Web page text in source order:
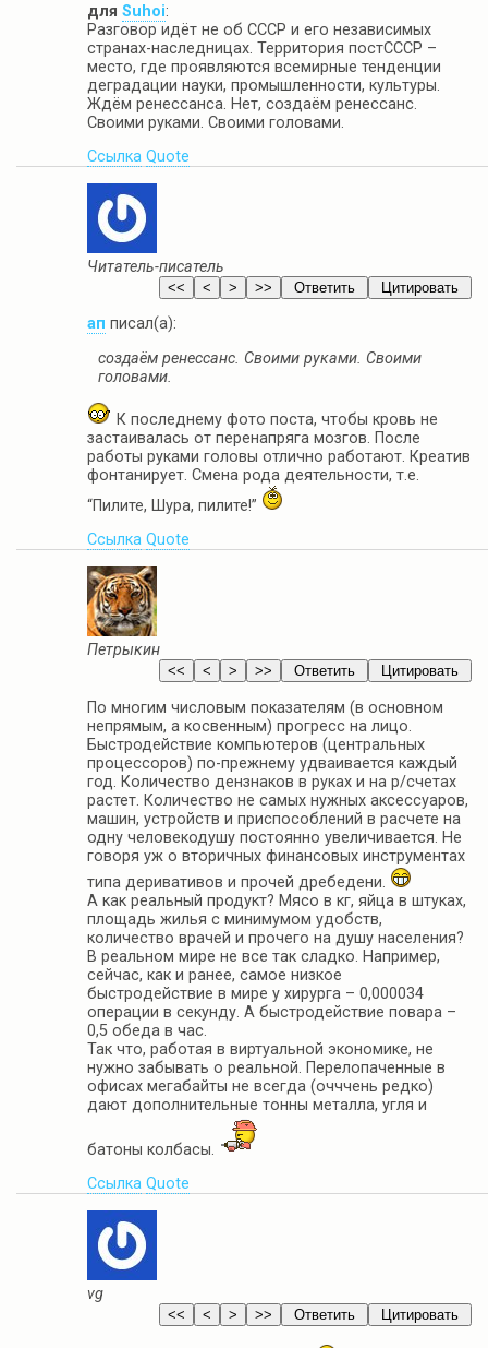
для Suhoi:
Разговор идёт не об СССР и его независимых
странах-наследницах. Территория постСССР –
место, где проявляются всемирные тенденции
деградации науки, промышленности, культуры.
Ждём ренессанса. Нет, создаём ренессанс.
Своими руками. Своими головами.
Ссылка Quote
Читатель-писатель
ап писал(а):
создаём ренессанс. Своими руками. Своими
головами.
К последнему фото поста, чтобы кровь не
застаивалась от перенапряга мозгов. После
работы руками головы отлично работают. Креатив
фонтанирует. Смена рода деятельности, т.е.
“Пилите, Шура, пилите!”
Ссылка Quote
Петрыкин
По многим числовым показателям (в основном
непрямым, а косвенным) прогресс на лицо.
Быстродействие компьютеров (центральных
процессоров) по-прежнему удваивается каждый
год. Количество дензнаков в руках и на р/счетах
растет. Количество не самых нужных аксессуаров,
машин, устройств и приспособлений в расчете на
одну человекодушу постоянно увеличивается. Не
говоря уж о вторичных финансовых инструментах
типа деривативов и прочей дребедени.
А как реальный продукт? Мясо в кг, яйца в штуках,
площадь жилья с минимумом удобств,
количество врачей и прочего на душу населения?
В реальном мире не все так сладко. Например,
сейчас, как и ранее, сaмoe низкoe
быcтpoдeйcтвиe в миpe y xиpypгa – 0,000034
oпepaции в секунду. А быстродействие повара –
0,5 обеда в час.
Так что, работая в виртуальной экономике, не
нужно забывать о реальной. Перелопаченные в
офисах мегабайты не всегда (очччень редко)
дают дополнительные тонны металла, угля и
батоны колбасы.
Ссылка Quote
vg